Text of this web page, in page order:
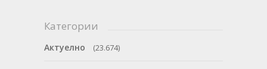
Категории
Актуелно (23.674)